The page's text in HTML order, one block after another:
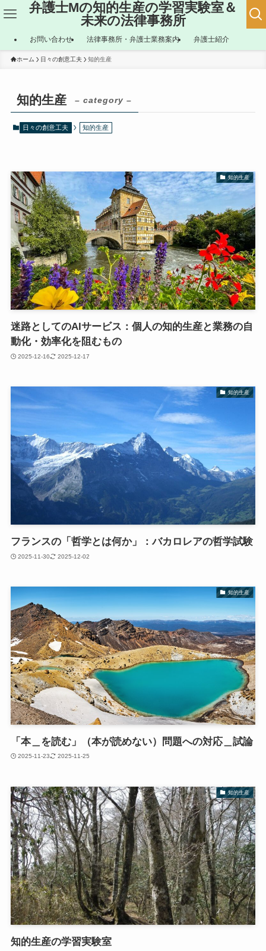
弁護士Mの知的生産の学習実験室＆
未来の法律事務所
お問い合わせ 法律事務所・弁護士業務案内 弁護士紹介
ホーム 日々の創意工夫 知的生産
知的生産 – category –
日々の創意工夫 知的生産
知的生産
迷路としてのAIサービス：個人の知的生産と業務の自
動化・効率化を阻むもの
2025-12-16 2025-12-17
知的生産
フランスの「哲学とは何か」：バカロレアの哲学試験
2025-11-30 2025-12-02
知的生産
「本＿を読む」（本が読めない）問題への対応＿試論
2025-11-23 2025-11-25
知的生産
知的生産の学習実験室